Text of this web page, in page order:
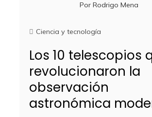
Por Rodrigo Mena
Ciencia y tecnología
Los 10 telescopios
revolucionaron la
observación
astronómica